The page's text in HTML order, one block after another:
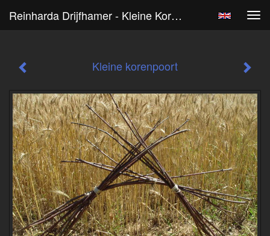
Reinharda Drijfhamer - Kleine Korenpoort
Kleine korenpoort